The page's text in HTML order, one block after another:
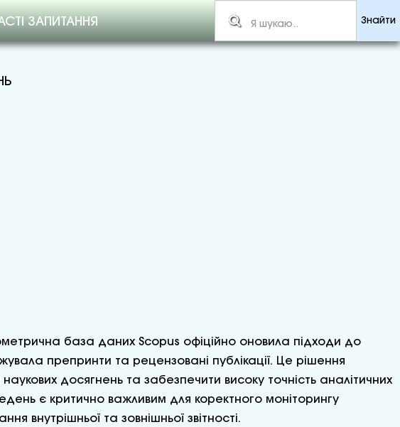
Знайти
ЗАПИТАННЯ
база даних Scopus офіційно оновила підходи до
препринти та рецензовані публікації. Це рішення
досягнень та забезпечити високу точність аналітичних
є критично важливим для коректного моніторингу
внутрішньої та зовнішньої звітності.